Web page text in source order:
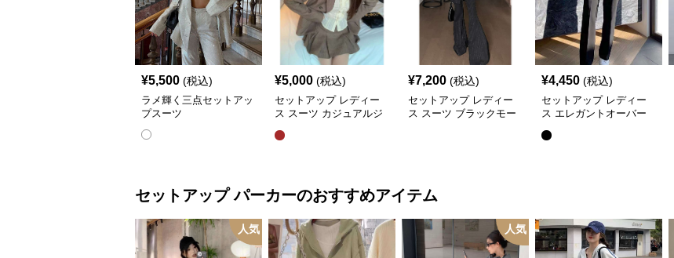
¥5,500 (税込)
ラメ輝く三点セットアッ
プスーツ
¥5,000 (税込)
セットアップ レディー
ス スーツ カジュアルジ
ツショートスカート
¥7,200 (税込)
セットアップ レディー
ス スーツ ブラックモー
¥4,450 (税込)
セットアップ レディー
ス エレガントオーバー
セットアップ パーカーのおすすめアイテム
人気 人気